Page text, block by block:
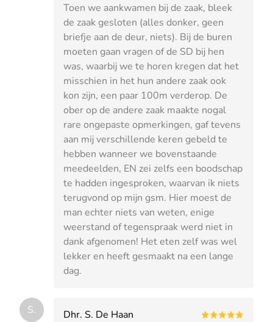
Toen we aankwamen bij de zaak, bleek
de zaak gesloten (alles donker, geen
briefje aan de deur, niets). Bij de buren
moeten gaan vragen of de SD bij hen
was, waarbij we te horen kregen dat het
misschien in het hun andere zaak ook
kon zijn, een paar 100m verderop. De
ober op de andere zaak maakte nogal
rare ongepaste opmerkingen, gaf tevens
aan mij verschillende keren gebeld te
hebben wanneer we bovenstaande
meedeelden, EN zei zelfs een boodschap
te hadden ingesproken, waarvan ik niets
terugvond op mijn gsm. Hier moest de
man echter niets van weten, enige
weerstand of tegenspraak werd niet in
dank afgenomen! Het eten zelf was wel
lekker en heeft gesmaakt na een lange
dag.
S.
Dhr. S. De Haan